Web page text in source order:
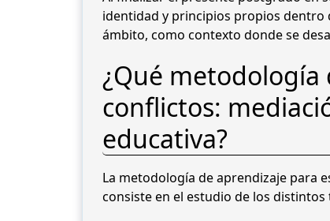
identidad y principios propios dentro
ámbito, como contexto donde se
¿Qué
conflictos:
educativa?
La metodología de aprendizaje para
consiste en el estudio de los